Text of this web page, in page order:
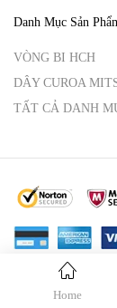
Home
Danh Mục Sản
VÒNG BI HCH
DÂY CUROA
TẤT CẢ DANH
© Copyright 2025